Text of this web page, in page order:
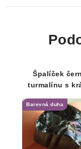
Špalíček
turmalínu s
duhou - 9
Barevná duha